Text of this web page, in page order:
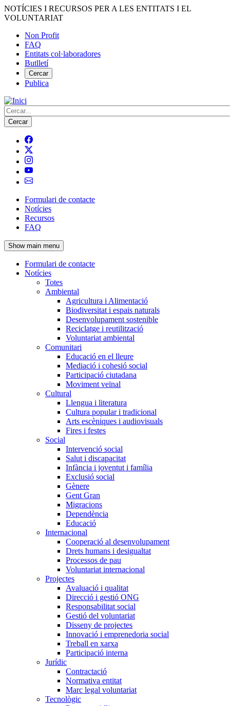
Vés
al
NOTÍCIES I RECURSOS PER A LES ENTITATS I EL
VOLUNTARIAT
Menú
del
compte
d'usuari
Non Profit
FAQ
Entitats col·laboradores
Butlletí
Cercar
Publica
Cerca
Navegació
principal
de
l'encapçalament
Formulari de contacte
Notícies
Recursos
FAQ
Show main menu
Navegació
principal
Formulari de contacte
Notícies
Totes
Ambiental
Agricultura i Alimentació
Biodiversitat i espais naturals
Desenvolupament sostenible
Reciclatge i reutilització
Voluntariat ambiental
Comunitari
Educació en el lleure
Mediació i cohesió social
Participació ciutadana
Moviment veïnal
Cultural
Llengua i literatura
Cultura popular i tradicional
Arts escèniques i audiovisuals
Fires i festes
Social
Intervenció social
Salut i discapacitat
Infància i joventut i família
Exclusió social
Gènere
Gent Gran
Migracions
Dependència
Educació
Internacional
Cooperació al desenvolupament
Drets humans i desigualtat
Processos de pau
Voluntariat internacional
Projectes
Avaluació i qualitat
Direcció i gestió ONG
Responsabilitat social
Gestió del voluntariat
Disseny de projectes
Innovació i emprenedoria social
Treball en xarxa
Participació interna
Jurídic
Contractació
Normativa entitat
Marc legal voluntariat
Tecnològic